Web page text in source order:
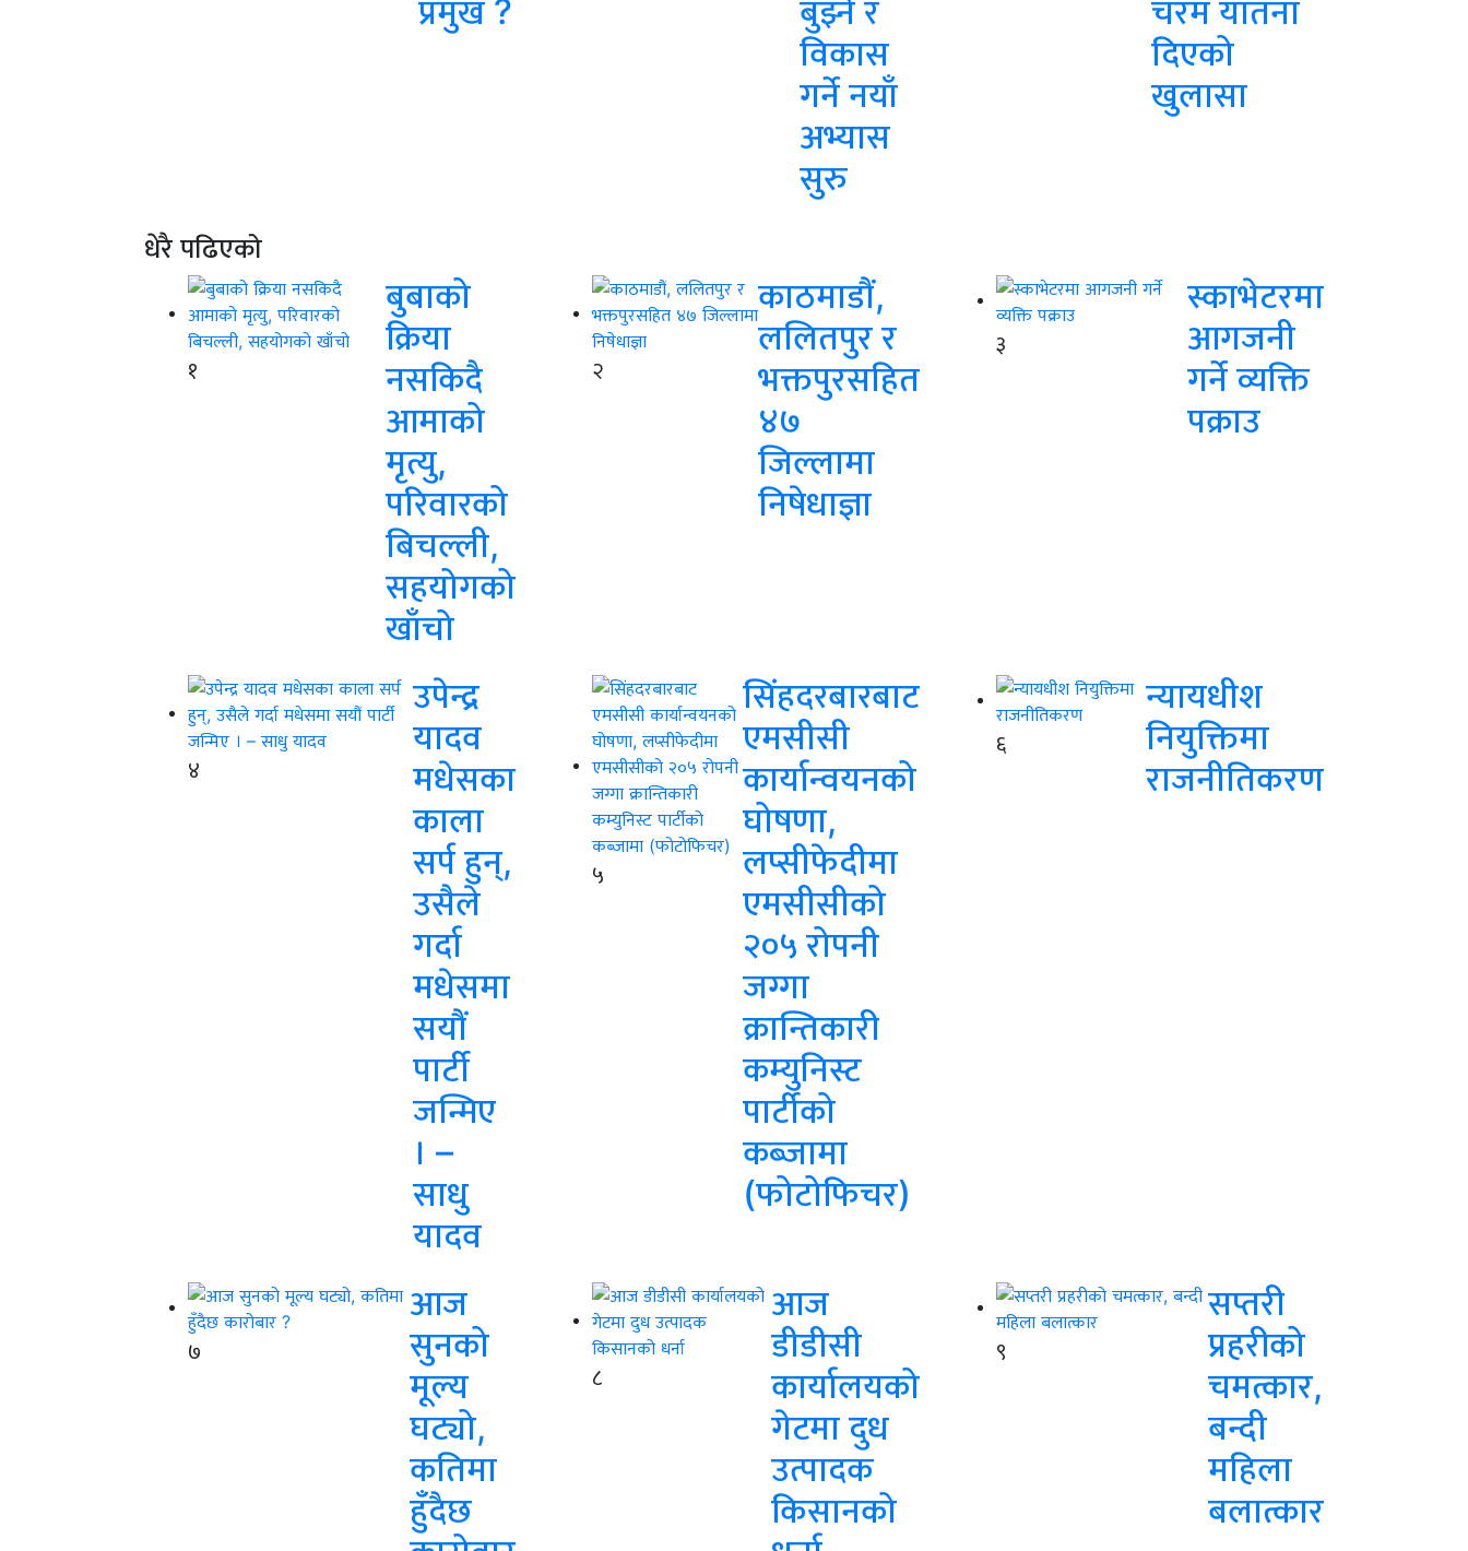
प्रमुख ?
बुझ्ने र
विकास
गर्ने नयाँ
अभ्यास
सुरु
चरम यातना
दिएको
खुलासा
धेरै पढिएको
१
बुबाको
क्रिया
नसकिदै
आमाको
मृत्यु,
परिवारको
बिचल्ली,
सहयोगको
खाँचो
२
काठमाडौं,
ललितपुर र
भक्तपुरसहित
४७
जिल्लामा
निषेधाज्ञा
३
स्काभेटरमा
आगजनी
गर्ने व्यक्ति
पक्राउ
४
उपेन्द्र
यादव
मधेसका
काला
सर्प हुन्,
उसैले
गर्दा
मधेसमा
सयौं
पार्टी
जन्मिए
। –
साधु
यादव
५
सिंहदरबारबाट
एमसीसी
कार्यान्वयनको
घोषणा,
लप्सीफेदीमा
एमसीसीको
२०५ रोपनी
जग्गा
क्रान्तिकारी
कम्युनिस्ट
पार्टीको
कब्जामा
(फोटोफिचर)
६
न्यायधीश
नियुक्तिमा
राजनीतिकरण
७
आज
सुनको
मूल्य
घट्यो,
कतिमा
हुँदैछ
८
आज
डीडीसी
कार्यालयको
गेटमा दुध
उत्पादक
किसानको
९
सप्तरी
प्रहरीको
चमत्कार,
बन्दी
महिला
बलात्कार